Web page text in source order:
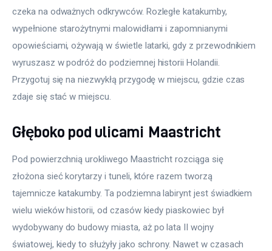
czeka na odważnych odkrywców. Rozległe katakumby,
wypełnione starożytnymi malowidłami i zapomnianymi
opowieściami, ożywają w świetle latarki, gdy z przewodnikiem
wyruszasz w podróż do podziemnej historii Holandii.
Przygotuj się na niezwykłą przygodę w miejscu, gdzie czas
zdaje się stać w miejscu.
Głęboko pod ulicami Maastricht
Pod powierzchnią urokliwego Maastricht rozciąga się
złożona sieć korytarzy i tuneli, które razem tworzą
tajemnicze katakumby. Ta podziemna labirynt jest świadkiem
wielu wieków historii, od czasów kiedy piaskowiec był
wydobywany do budowy miasta, aż po lata II wojny
światowej, kiedy to służyły jako schrony. Nawet w czasach